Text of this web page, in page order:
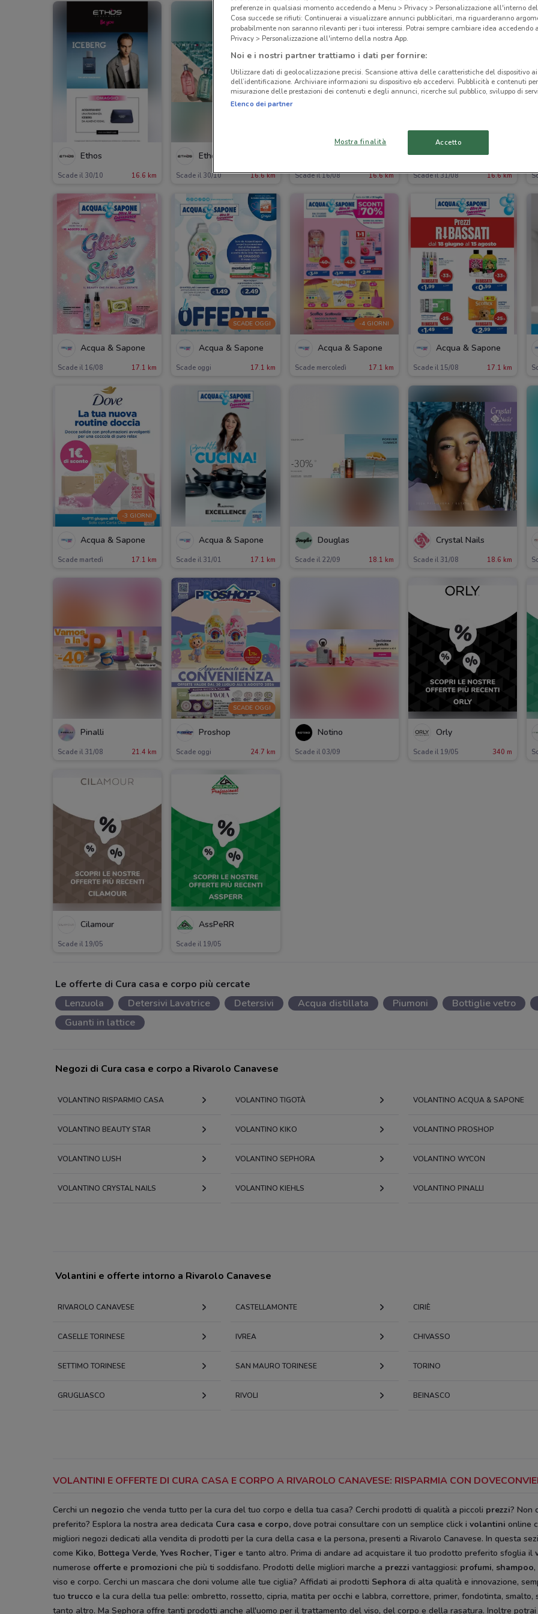
Ethos
Scade il 30/10 16.6 km
Ethos
Scade il 30/10 16.6 km Scade il 16/08 16.6 km
Ethos
Scade il 31/08 16.6 km
Acqua & Sapone
Scade il 16/08 17.1 km
SCADE OGGI
Acqua & Sapone
Scade oggi 17.1 km
-4 GIORNI
Acqua & Sapone
Scade mercoledì 17.1 km
Acqua & Sapone
Scade il 15/08 17.1 km
-3 GIORNI
Acqua & Sapone
Scade martedì 17.1 km
Acqua & Sapone
Scade il 31/01 17.1 km
Douglas
Scade il 22/09 18.1 km
Crystal Nails
Scade il 31/08 18.6 km
Pinalli
Scade il 31/08 21.4 km
SCADE OGGI
Proshop
Scade oggi 24.7 km
Notino
Scade il 03/09
Orly
Scade il 19/05 340 m
Cilamour
Scade il 19/05
AssPeRR
Scade il 19/05
Le offerte di Cura casa e corpo più cercate
Lenzuola
Detersivi Lavatrice Detersivi Acqua distillata Piumoni Bottiglie vetro
Guanti in lattice
Negozi di Cura casa e corpo a Rivarolo Canavese
VOLANTINO RISPARMIO CASA VOLANTINO TIGOTÀ VOLANTINO ACQUA & SAPONE
VOLANTINO BEAUTY STAR VOLANTINO KIKO VOLANTINO PROSHOP
VOLANTINO LUSH VOLANTINO SEPHORA VOLANTINO WYCON
VOLANTINO CRYSTAL NAILS VOLANTINO KIEHLS VOLANTINO PINALLI
Volantini e offerte intorno a Rivarolo Canavese
RIVAROLO CANAVESE CASTELLAMONTE CIRIÈ
CASELLE TORINESE IVREA CHIVASSO
SETTIMO TORINESE SAN MAURO TORINESE TORINO
GRUGLIASCO RIVOLI BEINASCO
VOLANTINI E OFFERTE DI CURA CASA E CORPO A RIVAROLO CANAVESE: RISPARMIA CON
Cerchi un negozio che venda tutto per la cura del tuo corpo e della tua casa? Cerchi prodotti di qualità a piccoli prezzi? Non
preferito? Esplora la nostra area dedicata Cura casa e corpo, dove potrai consultare con un semplice click i volantini online
migliori negozi dedicati alla vendita di prodotti per la cura della casa e la persona, presenti a Rivarolo Canavese. In questa
come Kiko, Bottega Verde, Yves Rocher, Tiger e tanto altro. Prima di andare ad acquistare il tuo prodotto preferito sfoglia il
numerose offerte e promozioni che più ti soddisfano. Prodotti delle migliori marche a prezzi vantaggiosi: profumi, shampoo
viso e corpo. Cerchi un mascara che doni volume alle tue ciglia? Affidati ai prodotti Sephora di alta qualità e innovazione,
tuotrucco e la cura della tua pelle: ombretto, rossetto, cipria, matita per occhi e labbra, correttore, primer, fondotinta,
tanto altro. Ma Sephora offre tanti prodotti anche all'uomo per il trattamento del viso, del corpo e della rasatura. Inoltre
preferenze in qualsiasi momento accedendo a Menu > Privacy > Personalizzazione all'interno
Cosa succede se rifiuti: Continuerai a visualizzare annunci pubblicitari, ma riguarderanno
probabilmente non saranno rilevanti per i tuoi interessi. Potrai sempre cambiare idea accedendo
Privacy > Personalizzazione all'interno della nostra App.
Noi e i nostri partner trattiamo i dati per fornire:
Utilizzare dati di geolocalizzazione precisi. Scansione attiva delle caratteristiche del dispositivo
dell’identificazione. Archiviare informazioni su dispositivo e/o accedervi. Pubblicità e contenuti
misurazione delle prestazioni dei contenuti e degli annunci, ricerche sul pubblico, sviluppo di
Elenco dei partner
Mostra finalità Accetto